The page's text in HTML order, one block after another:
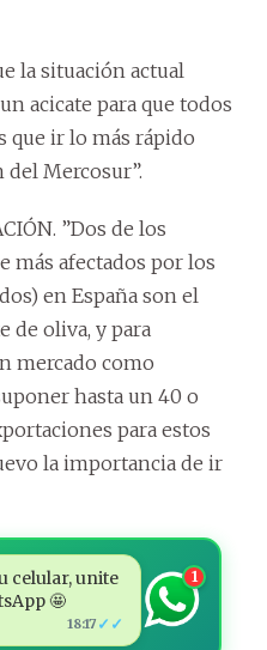
la situación actual
acicate para que todos
que ir lo más rápido
Mercosur”.
”Dos de los
más afectados por los
en España son el
de oliva, y para
mercado como
hasta un 40 o
para estos
la importancia de ir
celular, unite
🤩
18:17 ✓✓
1